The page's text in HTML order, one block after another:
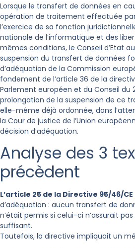
Lorsque le transfert de données en
opération de traitement effectuée
l’exercice de sa fonction
nationale de l’informatique et des
mêmes conditions, le Conseil d’Etat
suspension du transfert de données
d’adéquation de la Commission
fondement de l’article 36 de la
Parlement européen et du Conseil du
prolongation de la suspension de ce
elle-même déjà ordonnée, dans
la Cour de justice de l’Union
décision d’adéquation.
Analyse des 3
précèdent
L’article 25 de la Directive 95/46/CE
d’adéquation : aucun transfert de
n’était permis si celui-ci n’assurait
suffisant.
Toutefois, la directive impliquait un